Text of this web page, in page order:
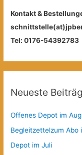
Kontakt &
Tel: 0176-54392783
Neueste
Offenes Depot im
Begleitzettelzum Abo
Depot im Juli